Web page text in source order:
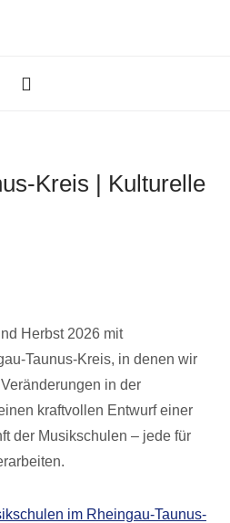
Kreis | Kulturelle
Herbst 2026 mit
Taunus-Kreis, in denen wir
in der
kraftvollen Entwurf einer
der Musikschulen – jede für
im Rheingau-Taunus-